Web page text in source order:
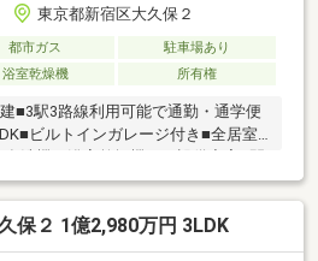
東京都新宿区大久保２
都市ガス
駐車場あり
浴室乾燥機 所有権
■3駅3路線利用可能で通勤・通学便
ビルトインガレージ付き■全居室
心へのアクセス良好な新宿アドレ
圏内■小・中学校も徒歩圏で子育て
いな室内■室内コンディション良
グを見渡せる対面キッチン■家族が
保２ 1億2,980万円 3LDK